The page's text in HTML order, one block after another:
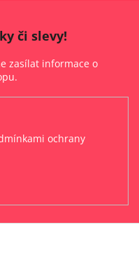
či slevy!
zasílat informace o
ochrany